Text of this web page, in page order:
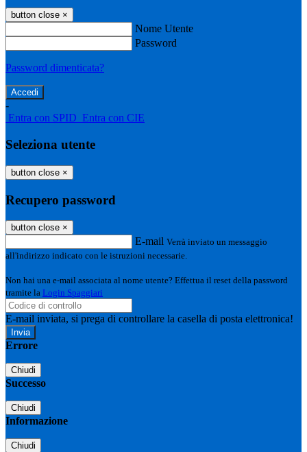
button close ×
Nome Utente
Password
Password dimenticata?
-
Entra con SPID Entra con CIE
Seleziona utente
button close ×
Recupero password
button close ×
E-mail Verrà inviato un messaggio
all'indirizzo indicato con le istruzioni necessarie.
Non hai una e-mail associata al nome utente? Effettua il reset della password
tramite la Login Spaggiari
E-mail inviata, si prega di controllare la casella di posta elettronica!
Errore
Chiudi
Successo
Chiudi
Informazione
Chiudi